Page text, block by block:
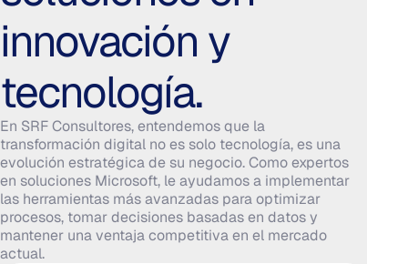
una demo
innovación y
tecnología.
En SRF Consultores, entendemos que la
transformación digital no es solo tecnología, es una
evolución estratégica de su negocio. Como expertos
en soluciones Microsoft, le ayudamos a implementar
las herramientas más avanzadas para optimizar
procesos, tomar decisiones basadas en datos y
mantener una ventaja competitiva en el mercado
actual.